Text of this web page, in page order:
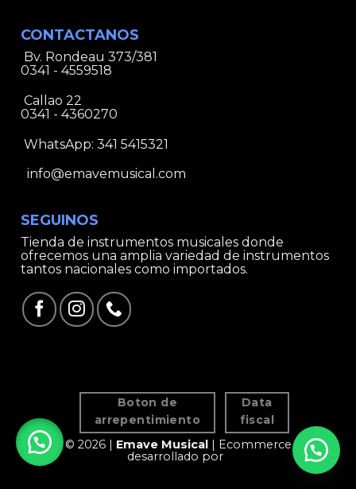
CONTACTANOS
Bv. Rondeau 373/381
0341 - 4559518
Callao 22
0341 - 4360270
WhatsApp: 341 5415321
info@emavemusical.com
SEGUINOS
Tienda de instrumentos musicales donde
ofrecemos una amplia variedad de instrumentos
tantos nacionales como importados.
Boton de
arrepentimiento
Data
fiscal
© 2026 | Emave Musical
| Ecommerce
desarrollado por